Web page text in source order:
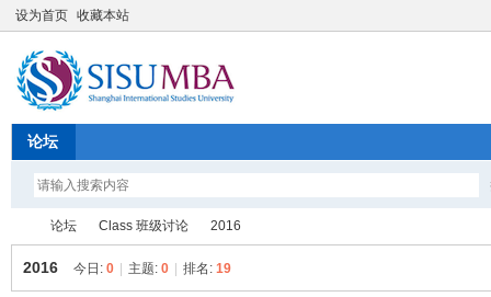
设为首页 收藏本站
论坛
论坛 Class 班级讨论 2016
2016 今日: 0 主题: 0 排名: 19